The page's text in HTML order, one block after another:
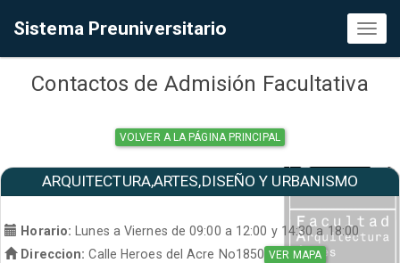
Sistema Preuniversitario
Contactos de Admisión Facultativa
VOLVER A LA PÁGINA PRINCIPAL
ARQUITECTURA,ARTES,DISEÑO Y URBANISMO
Horario:
Lunes a Viernes de 09:00 a 12:00 y 14:30 a 18:00
Direccion: Calle Heroes del Acre No1850 VER MAPA